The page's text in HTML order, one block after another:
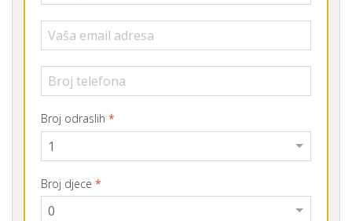
Broj odraslih *
Broj djece *